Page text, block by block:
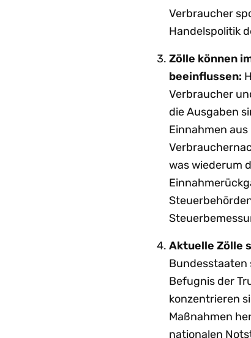
Verbraucher
Handelspolitik
Zölle können
beeinflussen:
Verbraucher
die Ausgaben
Einnahmen aus
was wiederum
Aktuelle Zölle
Bundesstaaten
Befugnis der
konzentrieren
Maßnahmen
nationalen